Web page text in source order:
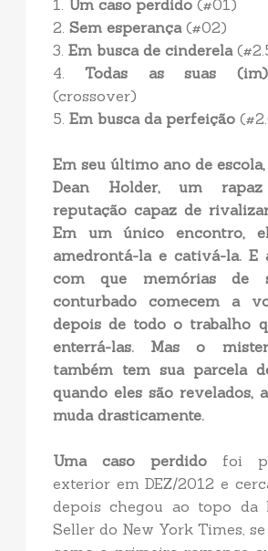
1. Um caso perdido(#01)
2. Sem esperança(#02)
3. Em busca de cinderela
4.Todas as suas (im)
(crossover)
5. Em busca da perfeição
Em seu último ano de
Dean Holder, um
reputação capaz de
Em um único encontro,
amedrontá-la e cativá-la. E
com que memórias de
conturbado comecem a
depois de todo o trabalho
enterrá-las. Mas o
também tem sua parcela
quando eles são revelados,
muda drasticamente.
Uma caso perdidofoi
exterior em DEZ/2012 e
depois chegou ao topo da
Seller do New York Times,